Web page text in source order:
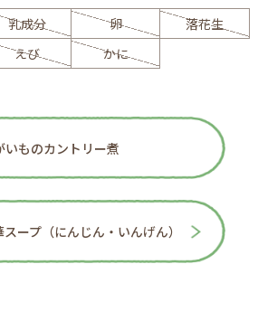
乳成分 卵
落花生
えび かに
いものカントリー煮
スープ（にんじん・いんげん）